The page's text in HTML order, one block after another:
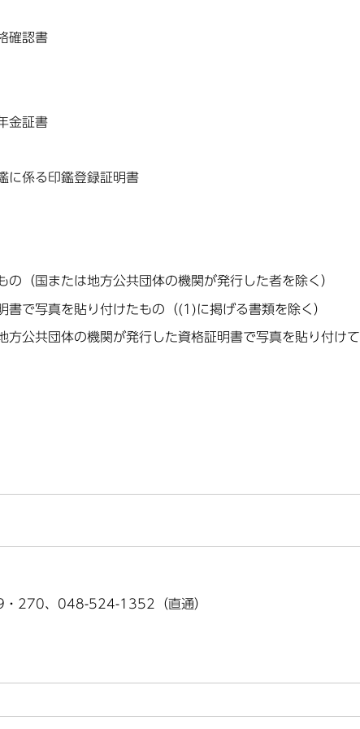
確認書
金証書
に係る印鑑登録証明書
（国または地方公共団体の機関が発行した者を除く）
で写真を貼り付けたもの（(1)に掲げる書類を除く）
方公共団体の機関が発行した資格証明書で写真を貼り付け
270、048-524-1352（直通）